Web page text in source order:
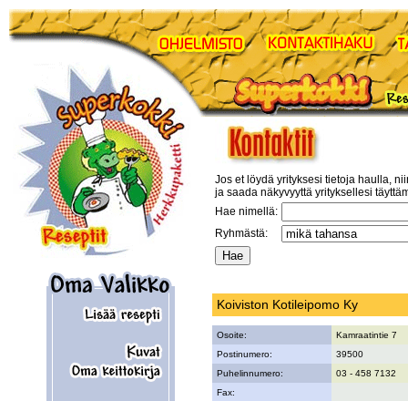
Jos et löydä yrityksesi tietoja haulla,
ja saada näkyvyyttä yrityksellesi
Hae nimellä:
Ryhmästä:
Koiviston Kotileipomo Ky
Osoite:
Kamraatintie 7
Postinumero:
39500
Puhelinnumero:
03 - 458 7132
Fax: